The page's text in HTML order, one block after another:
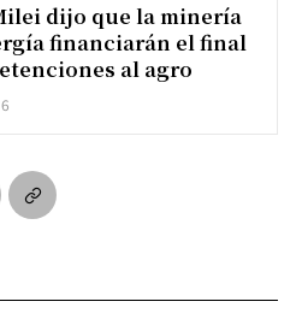
dijo que la minería
financiarán el final
al agro